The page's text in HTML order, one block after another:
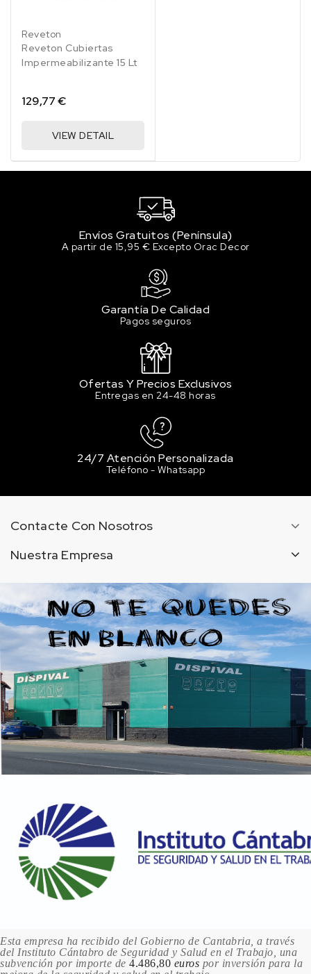
001
039
017
Reveton
Reveton Cubiertas
Impermeabilizante 15 Lt
129,77 €
VIEW DETAIL
Envíos Gratuitos (Península)
A partir de 15,95 € Excepto Orac Decor
Garantía De Calidad
Pagos seguros
Ofertas Y Precios Exclusivos
Entregas en 24-48 horas
24/7 Atención Personalizada
Teléfono - Whatsapp
Contacte Con Nosotros
Nuestra Empresa
Esta empresa ha recibido del Gobierno de Cantabria, a través
del Instituto Cántabro de Seguridad y Salud en el Trabajo, una
subvención por importe de 4.486,80 euros por inversión para la